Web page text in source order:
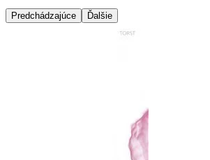
Predchádzajúce Ďalšie